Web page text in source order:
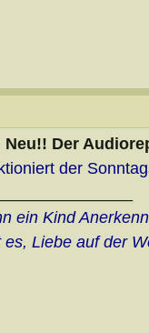
Neu!! Der
der
ein Kind
es, Liebe auf der